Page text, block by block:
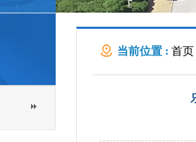
当前位置 : 首页